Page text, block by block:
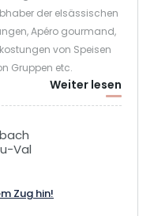
der elsässischen
Apéro gourmand,
von Speisen
Gruppen etc.
d'Alsace und trägt das
, "Vignobles et
Granitböden stammen,
Weiter lesen
Val
Zug hin!